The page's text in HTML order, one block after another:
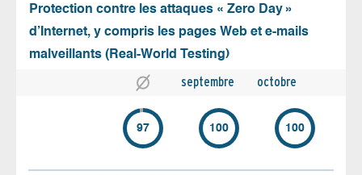
Protection contre les attaques « Zero Day »
d’Internet, y compris les pages Web et e-mails
malveillants (Real-World Testing)
septembre octobre
97 100 100